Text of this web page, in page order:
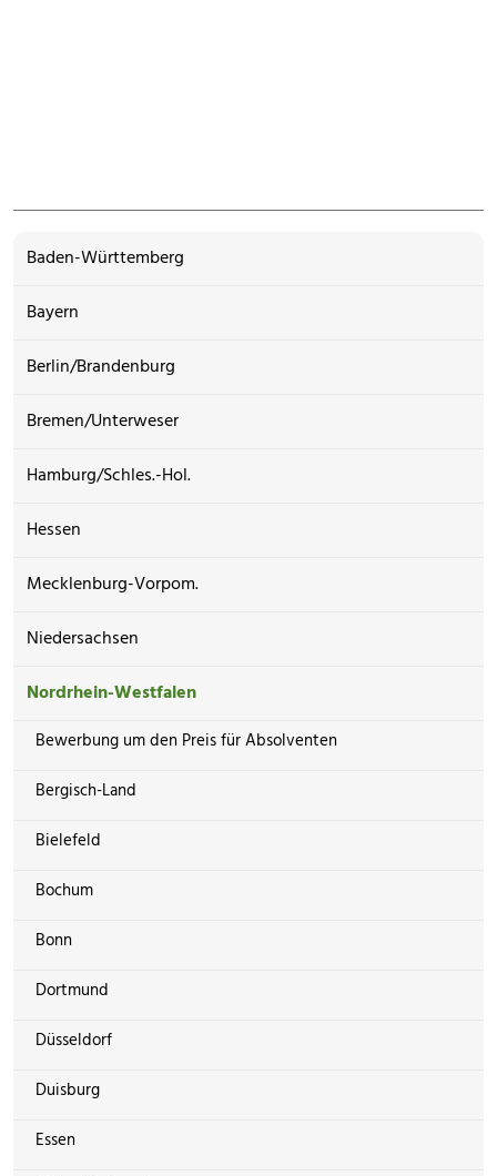
Baden-Württemberg
Bayern
Berlin/Brandenburg
Bremen/Unterweser
Hamburg/Schles.-Hol.
Hessen
Mecklenburg-Vorpom.
Niedersachsen
Nordrhein-Westfalen
Bewerbung um den Preis für Absolventen
Bergisch-Land
Bielefeld
Bochum
Bonn
Dortmund
Düsseldorf
Duisburg
Essen